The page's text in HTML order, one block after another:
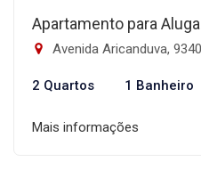
Apartamento para
Avenida Aricanduva, 9340 -
2 Quartos 1 Banheiro
Mais informações